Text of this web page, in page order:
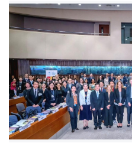
ป
ร
ะ
า
ศ
แ
ล
ะ
อื่